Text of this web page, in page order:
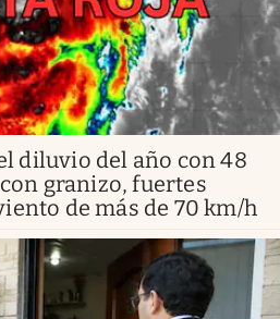
diluvio del año con 48
granizo, fuertes
de más de 70 km/h